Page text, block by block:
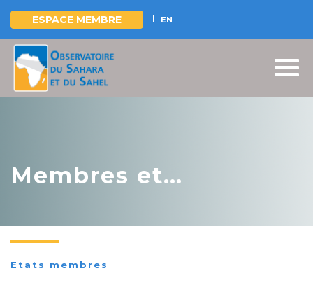
Aller
contenu
ESPACE MEMBRE EN
Membres et
Etats membres